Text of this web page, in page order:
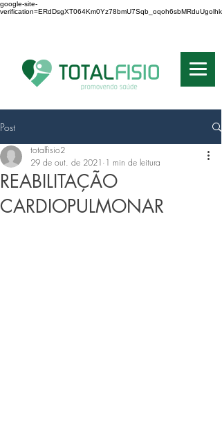
google-site-
verification=ERdDsgXT064Km0Yz78bmU7Sqb_oqoh6sbMRduUgolhk
Post
REABILITAÇÃO
CARDIOPULMONAR
totalfisio2
29 de out. de 2021 1 min de leitura